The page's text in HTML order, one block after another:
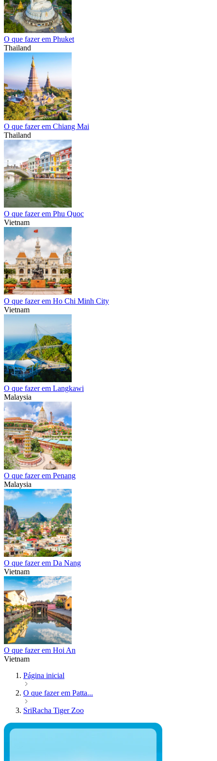
O que fazer em Phuket
Thailand
O que fazer em Chiang Mai
Thailand
O que fazer em Phu Quoc
Vietnam
O que fazer em Ho Chi Minh City
Vietnam
O que fazer em Langkawi
Malaysia
O que fazer em Penang
Malaysia
O que fazer em Da Nang
Vietnam
O que fazer em Hoi An
Vietnam
Página inicial
O que fazer em Patta...
SriRacha Tiger Zoo